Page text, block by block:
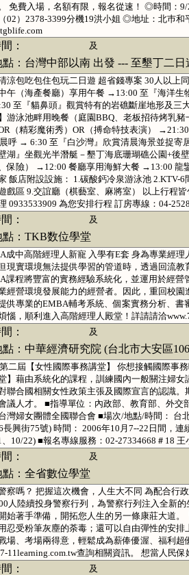
免費入場，名額有限，報名從速！ ◎時間：
02）2378-3399分機19洪小姐 ◎地址：北巿
： 及
：台灣中部以南 出發 --- 至墾丁二日
涼包吃包住包玩二日遊 超省錢專案 30人以
午（海產餐廳）享用午餐 →13:00 至『海洋生
至『貓鼻頭』觀賞特有的岩礁斷崖地形及
游泳池畔用晚餐（庭園BBQ、老板招待烤乳
（精彩魔術秀）OR（搏命特技表演）
呼 → 6:30 至『白沙灣』欣賞清晨海景並捉
壁湖』坐觀光半潛艇－墾丁海底珊瑚礁公園+
保險） →12:00 餐廳享用海鮮大餐 →13:00 龍
飯店附設設施： 1.碳酸鈣冷泉游泳池 2.KTV-
戲區 9.交誼廳（棋藝室、麻將室） 以上行程
0933533909 為您安排行程 訂房專線：04-
： 及
：TKB数位學堂
成中高階經理人新寵 入學有E套 身為專業經
現實環境無法提供學習的管道時，透過回流
課程將豐富的實務經驗系統化，並運用於經
經營環境發展能力的經營者。因此，重回校
供專業的EMBA輔考系統、個案實務分析、
惱，順利進入高階經理人殿堂！詳請請洽
： 及
：中華經濟研究院 (台北市大安區
二屆【女性國際事務講堂】 你想接觸國際事
】藉由系統化的課程，訓練國內一般關注婦
聯合國相關女性政策主張及國際宣言的認識
議人才。 ■指導單位：內政部、教育部、外
灣婦女團體全國聯合會 ■場次/地點/時間： 台
長興街75號) 時間： 2006年10月7--22日間，連
、10/22) ■報名專線服務：02-27334668＃18 王
： 及
：全省數位學堂
察嗎？ 把握這次機會，人生大不同 為配合行
人陸續投身警察行列，為警察行列注入全新
始著手準備，開拓您人生的另一條康莊大道
忍受粉筆灰塵的荼毒；還可以自由彈性的安
場、考場兩得意，輕鬆成為薪俸優渥、福利
11learning.com.tw查詢相關資訊。 想當人民
： 及